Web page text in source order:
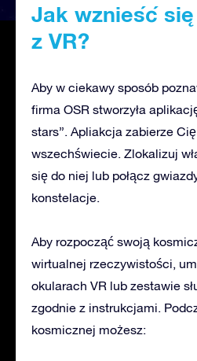
Jak wznieść
z VR?
Aby w ciekawy sposób
firma OSR stworzyła
stars”. Apliakcja zabierze
wszechświecie. Zlokalizuj
się do niej lub połącz
konstelacje.
Aby rozpocząć swoją
wirtualnej rzeczywistości,
okularach VR lub zestawie
zgodnie z instrukcjami.
kosmicznej możesz: